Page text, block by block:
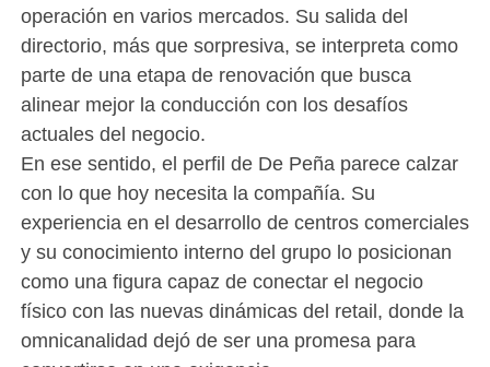
operación en varios mercados. Su salida del
directorio, más que sorpresiva, se interpreta como
parte de una etapa de renovación que busca
alinear mejor la conducción con los desafíos
actuales del negocio.
En ese sentido, el perfil de De Peña parece calzar
con lo que hoy necesita la compañía. Su
experiencia en el desarrollo de centros comerciales
y su conocimiento interno del grupo lo posicionan
como una figura capaz de conectar el negocio
físico con las nuevas dinámicas del retail, donde la
omnicanalidad dejó de ser una promesa para